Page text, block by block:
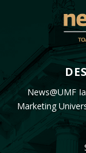
News@UMF
Marketing